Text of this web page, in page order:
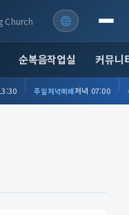
Church
순복음작업실 커뮤니
주일저녁예배저녁 07:00